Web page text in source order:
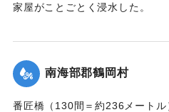
家屋がことごとく浸水した。
｜固有コード:
南海部郡鶴岡村
番匠橋（130間＝約236メート